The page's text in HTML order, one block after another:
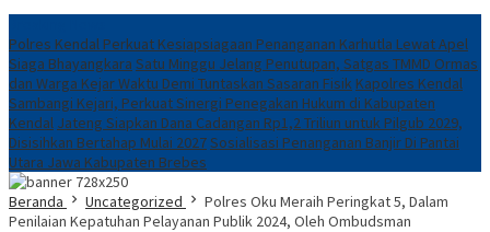
Polres Kendal Perkuat Kesiapsiagaan Penanganan Karhutla Lewat Apel
Siaga Bhayangkara Satu Minggu Jelang Penutupan, Satgas TMMD Ormas
dan Warga Kejar Waktu Demi Tuntaskan Sasaran Fisik Kapolres Kendal
Sambangi Kejari, Perkuat Sinergi Penegakan Hukum di Kabupaten
Kendal Jateng Siapkan Dana Cadangan Rp1,2 Triliun untuk Pilgub 2029,
Disisihkan Bertahap Mulai 2027Sosialisasi Penanganan Banjir Di Pantai
Utara Jawa Kabupaten Brebes
Beranda
Uncategorized
Polres Oku Meraih Peringkat 5, Dalam
Penilaian Kepatuhan Pelayanan Publik 2024, Oleh Ombudsman